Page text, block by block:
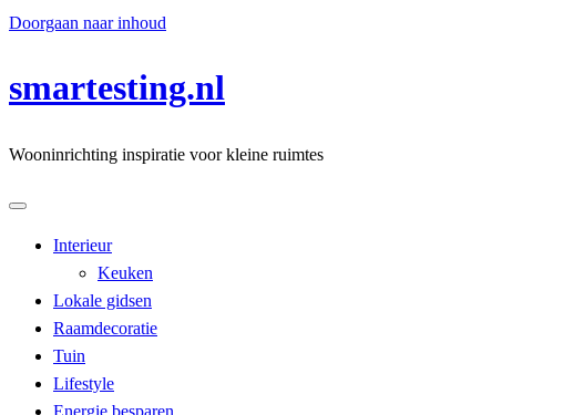
Doorgaan naar inhoud
smartesting.nl
Wooninrichting inspiratie voor kleine ruimtes
Interieur
Keuken
Lokale gidsen
Raamdecoratie
Tuin
Lifestyle
Energie besparen